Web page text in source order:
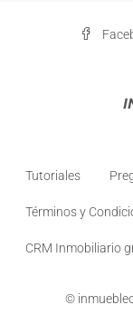
Tutoriales
Términos y
CRM Inmobiliario
©